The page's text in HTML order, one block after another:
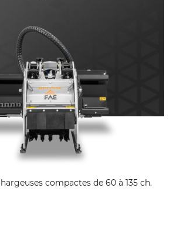
compactes de 60 à 135 ch.